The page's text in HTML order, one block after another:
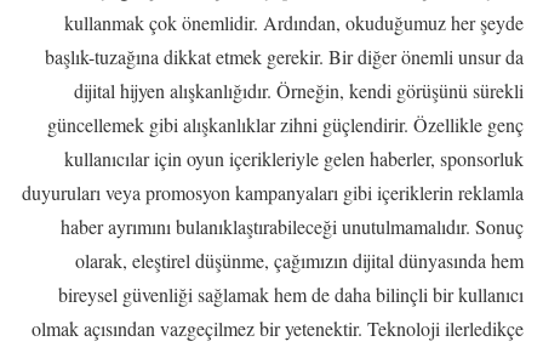
kullanmak çok önemlidir. Ardından, okuduğumuz her şeyde
başlık-tuzağına dikkat etmek gerekir. Bir diğer önemli unsur da
dijital hijyen alışkanlığıdır. Örneğin, kendi görüşünü sürekli
güncellemek gibi alışkanlıklar zihni güçlendirir. Özellikle genç
kullanıcılar için oyun içerikleriyle gelen haberler, sponsorluk
duyuruları veya promosyon kampanyaları gibi içeriklerin reklamla
haber ayrımını bulanıklaştırabileceği unutulmamalıdır. Sonuç
olarak, eleştirel düşünme, çağımızın dijital dünyasında hem
bireysel güvenliği sağlamak hem de daha bilinçli bir kullanıcı
olmak açısından vazgeçilmez bir yetenektir. Teknoloji ilerledikçe